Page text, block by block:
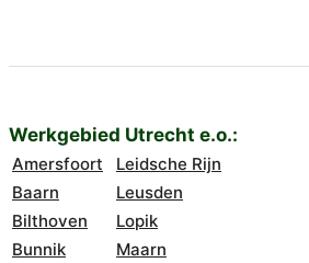
Werkgebied Utrecht e.o.:
Amersfoort
Leidsche Rijn
Baarn
Leusden
Bilthoven
Lopik
Bunnik
Maarn